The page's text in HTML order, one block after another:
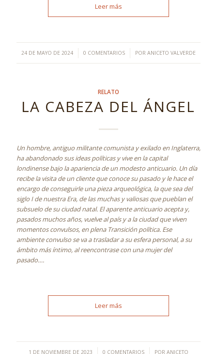
Leer más
24 DE MAYO DE 2024
/ 0 COMENTARIOS
/ POR ANICETO VALVERDE
RELATO
LA CABEZA DEL ÁNGEL
Un hombre, antiguo militante comunista y exilado en Inglaterra,
ha abandonado sus ideas políticas y vive en la capital
londinense bajo la apariencia de un modesto anticuario. Un día
recibe la visita de un cliente que conoce su pasado y le hace el
encargo de conseguirle una pieza arqueológica, la que sea del
siglo I de nuestra Era, de las muchas y valiosas que pueblan el
subsuelo de su ciudad natal. El aparente anticuario acepta y,
pasados muchos años, vuelve al país y a la ciudad que viven
momentos convulsos, en plena Transición política. Ese
ambiente convulso se va a trasladar a su esfera personal, a su
ámbito más íntimo, al reencontrase con una mujer del
pasado….
Leer más
1 DE NOVIEMBRE DE 2023
/ 0 COMENTARIOS
/ POR ANICETO